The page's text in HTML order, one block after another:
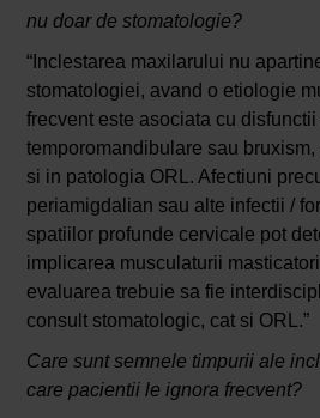
nu doar de stomatologie?
“Inclestarea maxilarului nu
stomatologiei, avand o etiologie
frecvent este asociata cu
temporomandibulare sau
si in patologia ORL. Afectiuni
periamigdalian sau alte infectii /
spatiilor profunde cervicale pot
implicarea musculaturii
evaluarea trebuie sa fie
consult stomatologic, cat si ORL.”
Care sunt semnele timpurii ale
care pacientii le ignora frecvent?